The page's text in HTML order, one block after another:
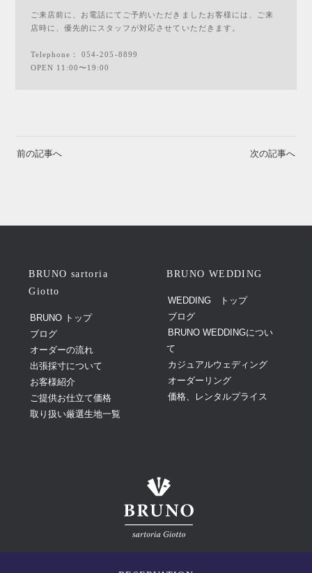
ご来店前に、お電話にてご予約いただきましたお客様には、ご来
店時に、優先的にスタッフが対応させていただきます。
Telephone：054-205-8899
OPEN 11:00〜19:00
前の記事へ 次の記事へ
BRUNO sartoria
Giotto
BRUNO トップ
ブログ
オーダーの流れ
出張採寸について
お客様紹介
ご提供お仕立て価格
取り扱い厳選生地一覧
BRUNO WEDDING
WEDDING トップ
ブログ
BRUNO WEDDINGについ
て
カジュアルウェディング
オーダーリング
価格、レンタルプライス